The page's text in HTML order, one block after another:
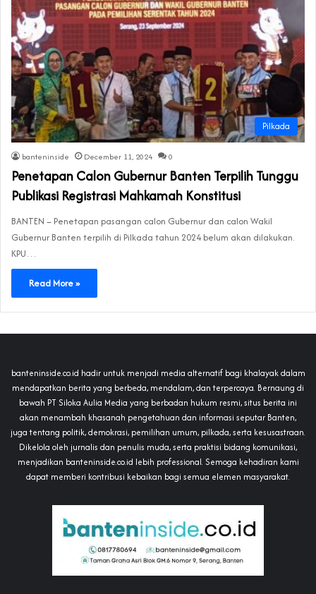
Pilkada
banteninside December 11, 2024 0
Penetapan Calon Gubernur Banten Terpilih Tunggu
Publikasi Registrasi Mahkamah Konstitusi
BANTEN – Penetapan pasangan calon Gubernur dan calon Wakil
Gubernur Banten terpilih di Pilkada tahun 2024 belum akan dilakukan.
KPU…
Read More »
banteninside.co.id hadir untuk menjadi media alternatif bagi khalayak dalam
mendapatkan berita yang berbeda, mendalam, dan terpercaya. Bernaung di
bawah PT Siloka Aulia Media yang berbadan hukum resmi, situs berita ini
akan menambah khasanah pengetahuan dan informasi seputar Banten,
juga tentang politik, demokrasi, pemilihan umum, pilkada, serta kesusastraan.
Dikelola oleh jurnalis dan penulis muda, serta praktisi bidang komunikasi,
menjadikan banteninside.co.id lebih professional. Semoga kehadiran kami
dapat memberi kontribusi kebaikan bagi semua elemen masyarakat.